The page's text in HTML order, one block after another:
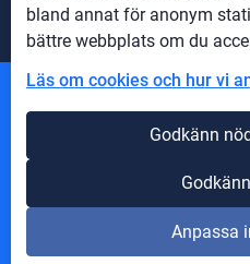
bland annat för anonym
bättre webbplats om du
Läs om cookies och hur vi
Godkänn
Anpassa
Andra webbplatser
Information om cookies
Om webbplatsen